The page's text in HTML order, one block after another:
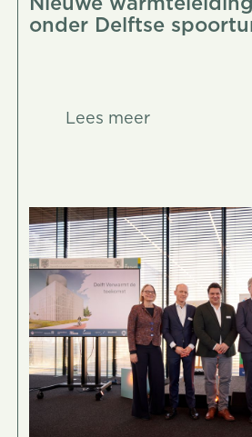
onder Delftse
Lees meer
Lees meer